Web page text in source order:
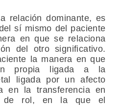
dominante, es
sí mismo del paciente
en que se relaciona
del otro significativo.
la manera en que
propia ligada a la
ligada por un afecto
en la transferencia en
de rol, en la que el